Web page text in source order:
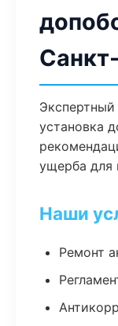
установка
ущерба для
Наши
Ремонт